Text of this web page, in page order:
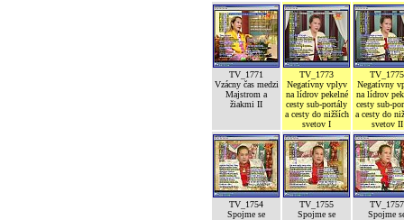
TV_1771
Vzácny čas medzi
Majstrom a
žiakmi II
TV_1773
Negatívny vplyv
na lídrov pekelné
cesty sub-portály
a cesty do nižších
svetov I
TV_1775
Negatívny
na lídrov
cesty sub-
a cesty do
svetov II
TV_1754
Spojme se
TV_1755
Spojme se
TV_1757
Spojme